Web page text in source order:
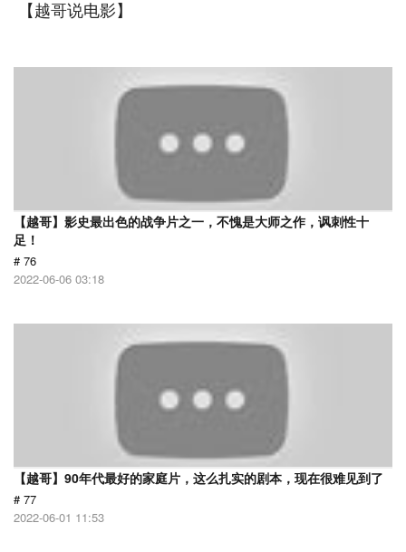
【越哥说电影】
【越哥】影史最出色的战争片之一，不愧是大师之作，讽刺性十
足！
# 76
2022-06-06 03:18
【越哥】90年代最好的家庭片，这么扎实的剧本，现在很难见到了
# 77
2022-06-01 11:53